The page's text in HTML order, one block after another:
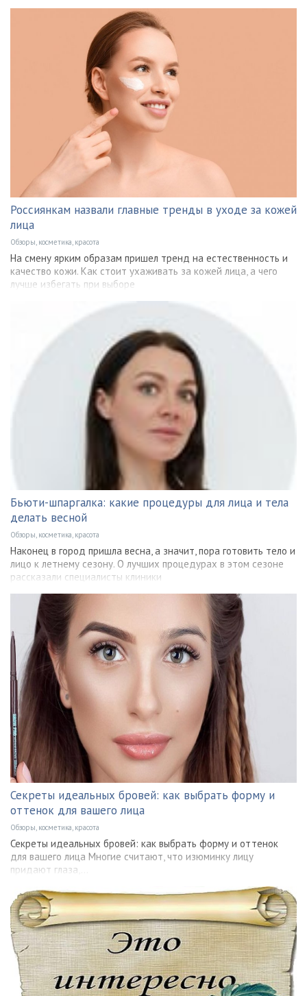
Россиянкам назвали главные тренды в уходе за кожей
лица
Обзоры, косметика, красота
На смену ярким образам пришел тренд на естественность и
качество кожи. Как стоит ухаживать за кожей лица, а чего
лучше избегать при выборе
Бьюти-шпаргалка: какие процедуры для лица и тела
делать весной
Обзоры, косметика, красота
Наконец в город пришла весна, а значит, пора готовить тело и
лицо к летнему сезону. О лучших процедурах в этом сезоне
рассказали специалисты клиники
Секреты идеальных бровей: как выбрать форму и
оттенок для вашего лица
Обзоры, косметика, красота
Секреты идеальных бровей: как выбрать форму и оттенок
для вашего лица Многие считают, что изюминку лицу
придают глаза,...